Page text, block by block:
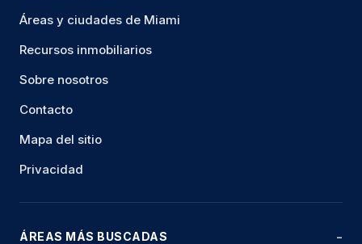
Áreas y ciudades de Miami
Recursos inmobiliarios
Sobre nosotros
Contacto
Mapa del sitio
Privacidad
ÁREAS MÁS BUSCADAS